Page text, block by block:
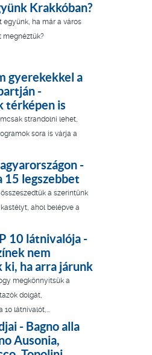
Krakkóban?
együnk, ha már a város
megnéztük?
gyerekekkel a
-
térképen is
strandolni lehet,
sora is várja a
-
15 legszebbet
a szerintünk
ahol belépve a
10 látnivalója -
nem
ki, ha arra járunk
megkönnyítsük a
dolgát,
10 látnivalót,...
- Bagno alla
Ausonia,